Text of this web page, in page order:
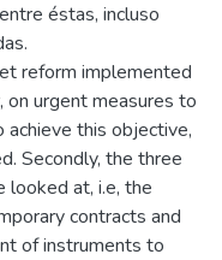
éstas, incluso
reform implemented
urgent measures to
this objective,
Secondly, the three
at, i.e, the
contracts and
of instruments to